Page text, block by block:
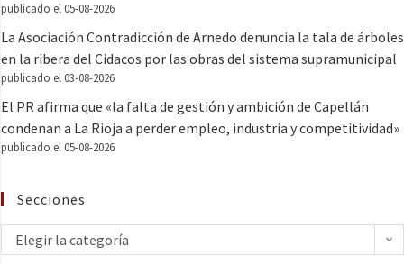
publicado el 05-08-2026
La Asociación Contradicción de Arnedo denuncia la tala de árboles
en la ribera del Cidacos por las obras del sistema supramunicipal
publicado el 03-08-2026
El PR afirma que «la falta de gestión y ambición de Capellán
condenan a La Rioja a perder empleo, industria y competitividad»
publicado el 05-08-2026
Secciones
Elegir la categoría